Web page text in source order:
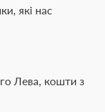
які нас
Лева, кошти з